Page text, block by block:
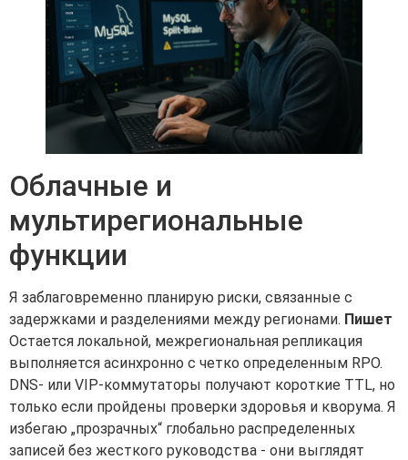
Облачные и
мультирегиональные
функции
Я заблаговременно планирую риски, связанные с
задержками и разделениями между регионами. Пишет
Остается локальной, межрегиональная репликация
выполняется асинхронно с четко определенным RPO.
DNS- или VIP-коммутаторы получают короткие TTL, но
только если пройдены проверки здоровья и кворума. Я
избегаю „прозрачных“ глобально распределенных
записей без жесткого руководства - они выглядят